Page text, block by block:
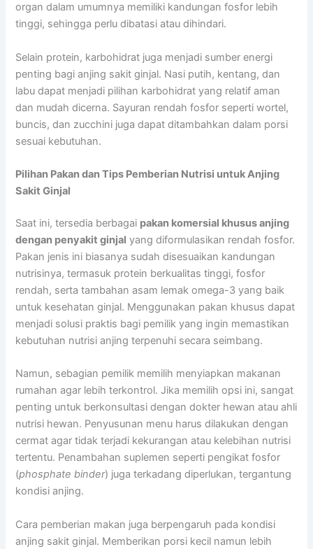
organ dalam umumnya memiliki kandungan fosfor lebih
tinggi, sehingga perlu dibatasi atau dihindari.
Selain protein, karbohidrat juga menjadi sumber energi
penting bagi anjing sakit ginjal. Nasi putih, kentang, dan
labu dapat menjadi pilihan karbohidrat yang relatif aman
dan mudah dicerna. Sayuran rendah fosfor seperti wortel,
buncis, dan zucchini juga dapat ditambahkan dalam porsi
sesuai kebutuhan.
Pilihan Pakan dan Tips Pemberian Nutrisi untuk Anjing
Sakit Ginjal
Saat ini, tersedia berbagai pakan komersial khusus anjing
dengan penyakit ginjal yang diformulasikan rendah fosfor.
Pakan jenis ini biasanya sudah disesuaikan kandungan
nutrisinya, termasuk protein berkualitas tinggi, fosfor
rendah, serta tambahan asam lemak omega-3 yang baik
untuk kesehatan ginjal. Menggunakan pakan khusus dapat
menjadi solusi praktis bagi pemilik yang ingin memastikan
kebutuhan nutrisi anjing terpenuhi secara seimbang.
Namun, sebagian pemilik memilih menyiapkan makanan
rumahan agar lebih terkontrol. Jika memilih opsi ini, sangat
penting untuk berkonsultasi dengan dokter hewan atau ahli
nutrisi hewan. Penyusunan menu harus dilakukan dengan
cermat agar tidak terjadi kekurangan atau kelebihan nutrisi
tertentu. Penambahan suplemen seperti pengikat fosfor
(phosphate binder) juga terkadang diperlukan, tergantung
kondisi anjing.
Cara pemberian makan juga berpengaruh pada kondisi
anjing sakit ginjal. Memberikan porsi kecil namun lebih